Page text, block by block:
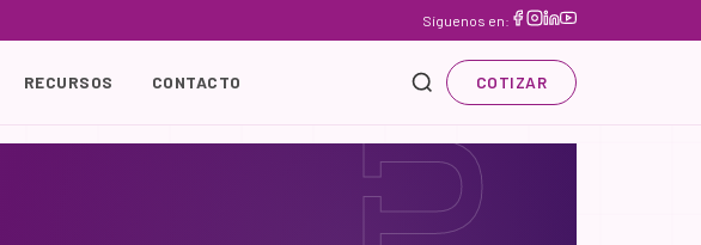
Síguenos en:
RECURSOS CONTACTO COTIZAR